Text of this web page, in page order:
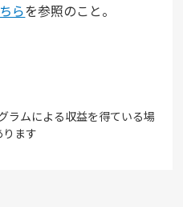
らを参照のこと。
ラムによる収益を得ている場
ます